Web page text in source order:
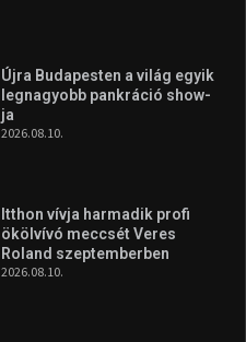
Újra Budapesten a világ egyik
legnagyobb pankráció show-
ja
2026.08.10.
Itthon vívja harmadik profi
ökölvívó meccsét Veres
Roland szeptemberben
2026.08.10.